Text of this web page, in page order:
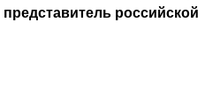
представитель российской